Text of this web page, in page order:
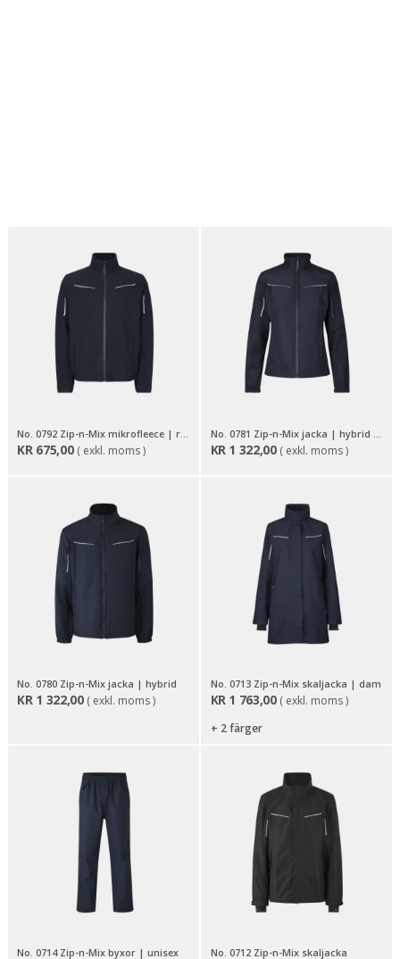
KR 675,00 ( exkl. moms ) KR 1 322,00 ( exkl. moms )
No. 0780 Zip-n-Mix jacka | hybrid
KR 1 322,00 ( exkl. moms )
No. 0713 Zip-n-Mix skaljacka | dam
KR 1 763,00 ( exkl. moms )
+ 2 färger
No. 0714 Zip-n-Mix byxor | unisex No. 0712 Zip-n-Mix skaljacka